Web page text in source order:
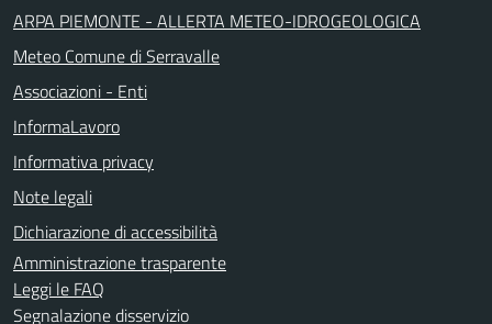
ARPA PIEMONTE - ALLERTA METEO-IDROGEOLOGICA
Meteo Comune di Serravalle
Associazioni - Enti
InformaLavoro
Informativa privacy
Note legali
Dichiarazione di accessibilità
Amministrazione trasparente
Leggi le FAQ
Segnalazione disservizio